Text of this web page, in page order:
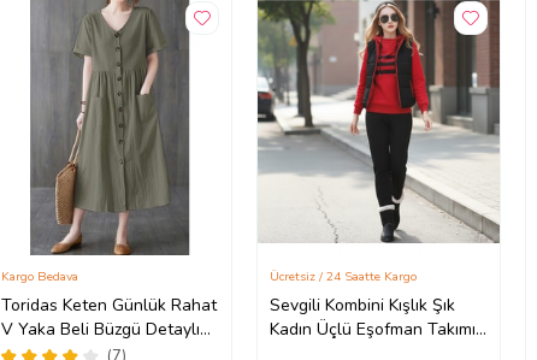
Toridas Keten Günlük Rahat
V Yaka Beli Büzgü Detaylı
Düğmeli Elbise LN04haki3
Kargo Bedava
Sevgili Kombini Kışlık Şık
Kadın Üçlü Eşofman Takımı
Ücretsiz / 24 Saatte Kargo